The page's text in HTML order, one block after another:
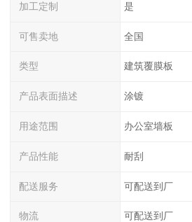
加工定制 是
可售卖地 全国
类型 建筑覆膜板
产品表面描述 涂镀
用途范围 办公室墙板
产品性能 耐刮
配送服务 可配送到厂
物流 可配送到厂